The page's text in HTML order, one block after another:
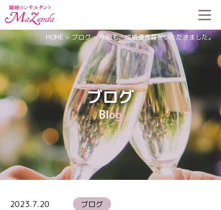
ブログ
Blog
HOME > ブログ>今期も、成婚優秀賞をいただきました。
2023.7.20 ブログ